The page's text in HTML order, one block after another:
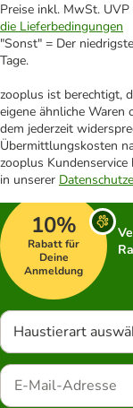
Preise inkl. MwSt.
die Lieferbedingungen
"Sonst" = Der
Tage.
zooplus ist berechtigt,
eigene ähnliche
dem jederzeit
Übermittlungskosten
zooplus
in unserer
10%
Rabatt für
Deine
Anmeldung
Haustierart